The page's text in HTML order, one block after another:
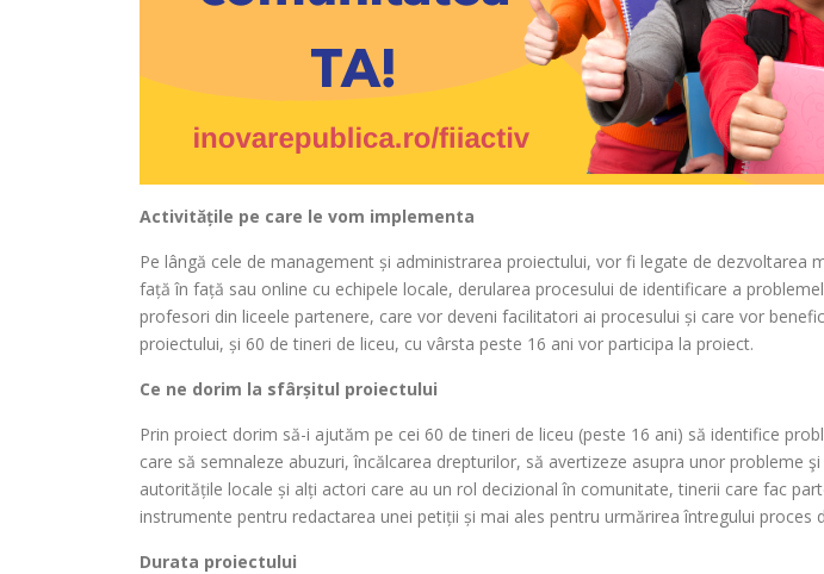
Activitățile pe care le vom implementa
Pe lângă cele de management și administrarea proiectului, vor fi legate de
față în față sau online cu echipele locale, derularea procesului de identificare a
profesori din liceele partenere, care vor deveni facilitatori ai procesului și care vor
proiectului, și 60 de tineri de liceu, cu vârsta peste 16 ani vor participa la proiect.
Ce ne dorim la sfârșitul proiectului
Prin proiect dorim să-i ajutăm pe cei 60 de tineri de liceu (peste 16 ani) să identifice
care să semnaleze abuzuri, încălcarea drepturilor, să avertizeze asupra unor
autoritățile locale și alți actori care au un rol decizional în comunitate, tinerii care fac
instrumente pentru redactarea unei petiții și mai ales pentru urmărirea întregului
Durata proiectului